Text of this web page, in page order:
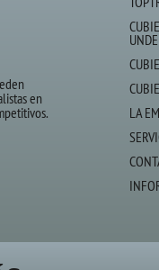
en
LA